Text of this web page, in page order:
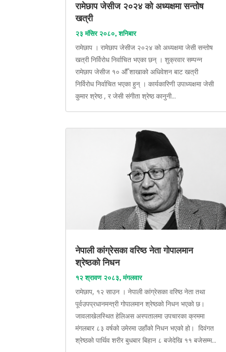
रामेछाप जेसीज २०२४ को अध्यक्षमा सन्तोष
खत्री
२३ मंसिर २०८०, शनिबार
रामेछाप । रामेछाप जेसीज २०२४ को अध्यक्षमा जेसी सन्तोष
खत्री निर्विरोध निर्वाचित भएका छन् । शुक्रवार सम्पन्न
रामेछाप जेसीज १० औँ शाखाको अधिवेशन बाट खत्री
निर्विरोध निर्वाचित भएका हुन् । कार्यकारिणी उपाध्यक्षमा जेसी
कुमार श्रेष्ठ , र जेसी संगीता श्रेष्ठ कानुनी...
नेपाली कांग्रेसका वरिष्ठ नेता गोपालमान
श्रेष्ठको निधन
१२ श्रावण २०८३, मंगलवार
रामेछाप, १२ साउन । नेपाली कांग्रेसका वरिष्ठ नेता तथा
पूर्वउपप्रधानमन्त्री गोपालमान श्रेष्ठको निधन भएको छ।
जावलाखेलस्थित हेलिअस अस्पतालमा उपचारका क्रममा
मंगलबार ८३ वर्षको उमेरमा उहाँको निधन भएको हो। दिवंगत
श्रेष्ठको पार्थिव शरीर बुधबार बिहान ८ बजेदेखि ११ बजेसम्म...